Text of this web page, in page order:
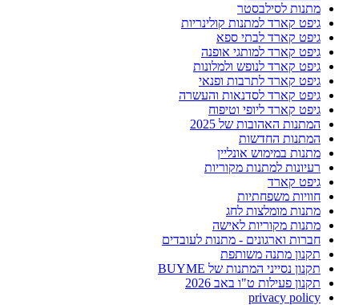
מתנות לסילבסטר
גיפט קארד למתנות קולינריות
גיפט קארד לבתי ספא
גיפט קארד למותגי אופנה
גיפט קארד לנופש ולמלונות
גיפט קארד לתרבות ופנאי
גיפט קארד לסדנאות והעשרה
גיפט קארד ליופי וטיפוח
המתנות האהובות של 2025
המתנות החדשות
מתנות במימוש אונליין
רעיונות למתנות מקוריות
גיפט קארד
חוויות משפחתיות
מתנות מומלצות לחג
מתנות מקוריות לאישה
חברות וארגונים - מתנות לעובדים
תקנון מתנה משותפת
תקנון נסייני המתנות של BUYME
תקנון פעילות ט"ו באב 2026
privacy policy